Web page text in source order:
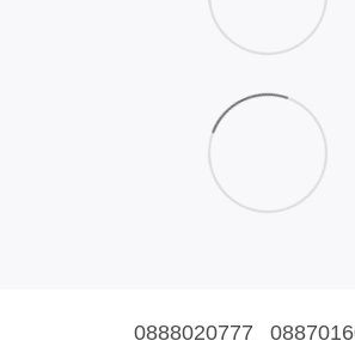
0888020777